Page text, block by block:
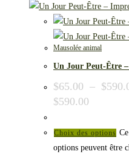
Mausolée animal
Un Jour Peut-Être –
$65.00 – $
$590.00
Choix des options
options peuvent être